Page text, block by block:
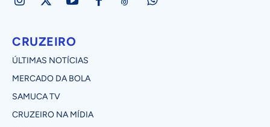
CRUZEIRO
ÚLTIMAS NOTÍCIAS
MERCADO DA BOLA
SAMUCA TV
CRUZEIRO NA MÍDIA